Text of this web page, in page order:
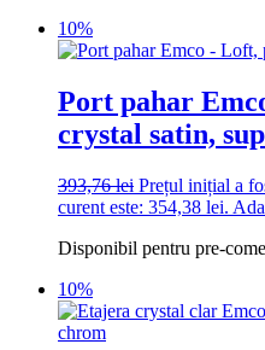
10%
Port pahar
crystal satin,
393,76lei Prețul inițial a
curent este: 354,38 lei.
Disponibil pentru pre-
10%